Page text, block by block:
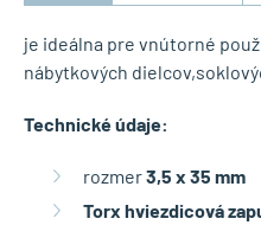
je ideálna pre vnútorné
nábytkových
Technické údaje:
rozmer3,5 x 35 mm
Torx hviezdicová